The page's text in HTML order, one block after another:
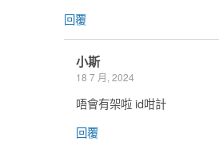
回覆
小斯
18 7 月, 2024
唔會有架啦 id咁計
回覆